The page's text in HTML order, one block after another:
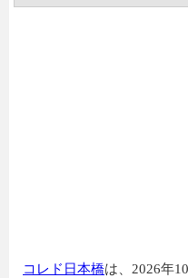
コレド日本橋は、2026年